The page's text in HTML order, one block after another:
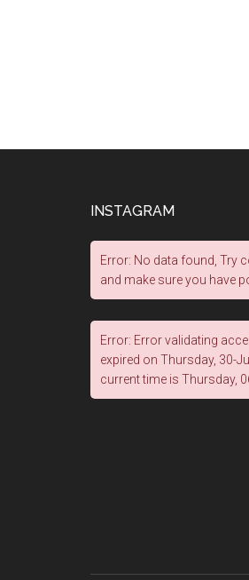
INSTAGRAM
Error: No data found, Try
and make sure you have
Error: Error validating
expired on Thursday, 30-
current time is Thursday,